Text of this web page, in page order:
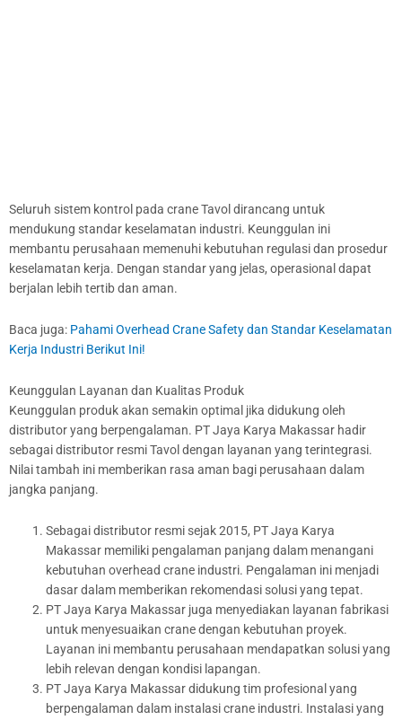
Seluruh sistem kontrol pada crane Tavol dirancang untuk
mendukung standar keselamatan industri. Keunggulan ini
membantu perusahaan memenuhi kebutuhan regulasi dan prosedur
keselamatan kerja. Dengan standar yang jelas, operasional dapat
berjalan lebih tertib dan aman.
Baca juga: Pahami Overhead Crane Safety dan Standar Keselamatan
Kerja Industri Berikut Ini!
Keunggulan Layanan dan Kualitas Produk
Keunggulan produk akan semakin optimal jika didukung oleh
distributor yang berpengalaman. PT Jaya Karya Makassar hadir
sebagai distributor resmi Tavol dengan layanan yang terintegrasi.
Nilai tambah ini memberikan rasa aman bagi perusahaan dalam
jangka panjang.
Sebagai distributor resmi sejak 2015, PT Jaya Karya
Makassar memiliki pengalaman panjang dalam menangani
kebutuhan overhead crane industri. Pengalaman ini menjadi
dasar dalam memberikan rekomendasi solusi yang tepat.
PT Jaya Karya Makassar juga menyediakan layanan fabrikasi
untuk menyesuaikan crane dengan kebutuhan proyek.
Layanan ini membantu perusahaan mendapatkan solusi yang
lebih relevan dengan kondisi lapangan.
PT Jaya Karya Makassar didukung tim profesional yang
berpengalaman dalam instalasi crane industri. Instalasi yang